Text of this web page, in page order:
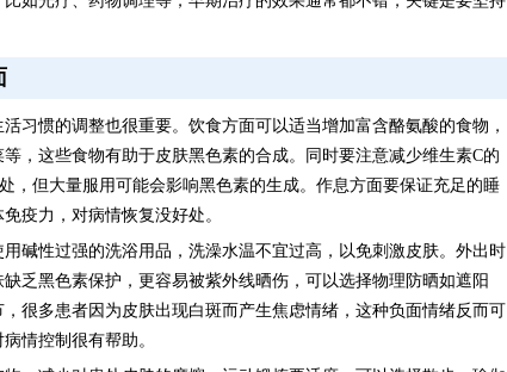
习惯的调整也很重要。饮食方面可以适当增加富含酪氨酸的食物，
，这些食物有助于皮肤黑色素的合成。同时要注意减少维生素C的
，但大量服用可能会影响黑色素的生成。作息方面要保证充足的睡
疫力，对病情恢复没好处。
碱性过强的洗浴用品，洗澡水温不宜过高，以免刺激皮肤。外出时
乏黑色素保护，更容易被紫外线晒伤，可以选择物理防晒如遮阳
很多患者因为皮肤出现白斑而产生焦虑情绪，这种负面情绪反而可
情控制很有帮助。